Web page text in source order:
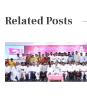
o
n
Related Posts